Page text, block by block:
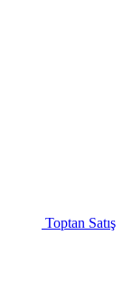
Toptan Satış